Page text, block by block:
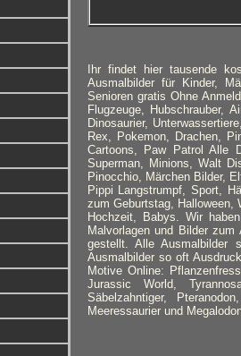
Ihr findet hier tausende
Ausmalbilder für Kinder,
Senioren gratis Ohne
Flugzeuge, Hubschrauber,
Dinosaurier,
Rex, Pokemon, Drachen,
Cartoons, Paw Patrol Alle
Superman, Minions, Walt
Pinocchio, Märchen Bilder,
Pippi Langstrumpf, Sport,
zum Geburtstag, Halloween,
Hochzeit, Babys. Wir
Malvorlagen und Bilder
gestellt. Alle Ausmalbilder
Ausmalbilder so oft
Motive Online:
Jurassic World,
Säbelzahntiger,
Meeressaurier und